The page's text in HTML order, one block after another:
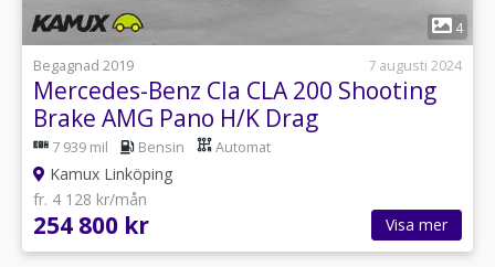
4
Begagnad 2019
7 augusti 2024
Mercedes-Benz Cla CLA 200 Shooting
Brake AMG Pano H/K Drag
7 939 mil Bensin Automat
Kamux Linköping
fr. 4 128 kr/mån
254 800 kr Visa mer